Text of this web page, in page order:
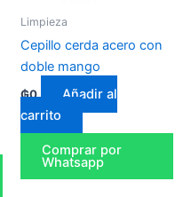
Limpieza
Cepillo cerda acero con
doble mango
₲0
Añadir al
carrito
Comprar por
Whatsapp